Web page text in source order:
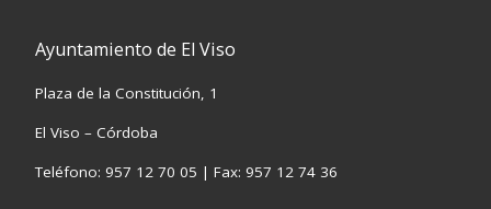
Ayuntamiento de El Viso
Plaza de la Constitución, 1
El Viso – Córdoba
Teléfono: 957 12 70 05 | Fax: 957 12 74 36